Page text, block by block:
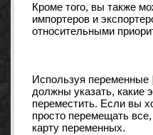
Кроме того, вы также
импортеров и
относительными
Используя переменные
должны указать, какие
переместить. Если вы
просто перемещать
карту переменных.